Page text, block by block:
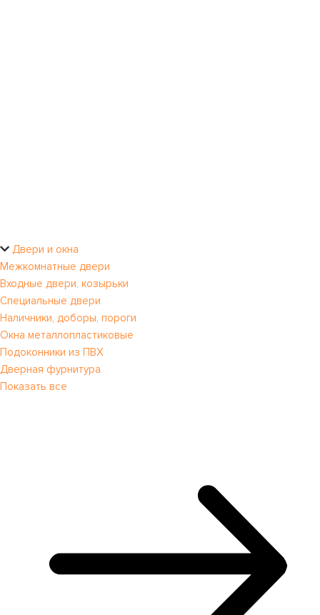
Двери и окна
Межкомнатные двери
Входные двери, козырьки
Специальные двери
Наличники, доборы, пороги
Окна металлопластиковые
Подоконники из ПВХ
Дверная фурнитура
Показать все